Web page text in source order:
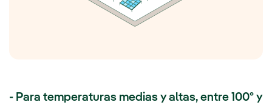
- Para temperaturas medias y altas, entre 100º y